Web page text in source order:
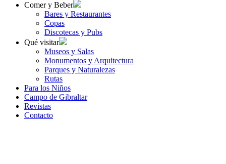
Comer y Beber
Bares y Restaurantes
Copas
Discotecas y Pubs
Qué visitar
Museos y Salas
Monumentos y Arquitectura
Parques y Naturalezas
Rutas
Para los Niños
Campo de Gibraltar
Revistas
Contacto